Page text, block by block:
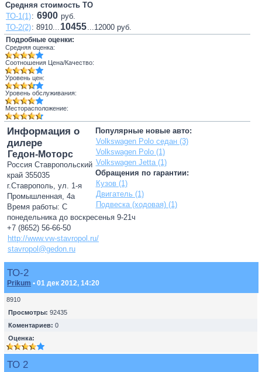
Средняя стоимость ТО
ТО-1(1): 6900 руб.
ТО-2(2): 8910... 10455...12000 руб.
Подробные оценки:
Средняя оценка:
Соотношения Цена/Качество:
Уровень цен:
Уровень обслуживания:
Месторасположение:
Популярные новые авто:
Volkswagen Polo седан (3)
Volkswagen Polo (1)
Volkswagen Jetta (1)
Обращения по гарантии:
Кузов (1)
Двигатель (1)
Подвеска (ходовая) (1)
Информация о
дилере
Гедон-Моторс
Россия Ставропольский
край 355035
г.Ставрополь, ул. 1-я
Промышленная, 4а
Время работы: С
понедельника до воскресенья 9-21ч
+7 (8652) 56-66-50
http://www.vw-stavropol.ru/
stavropol@gedon.ru
ТО-2
Prikum • 01 дек 2012, 14:20
8910
Просмотры: 92435
Коментариев: 0
Оценка:
ТО 2